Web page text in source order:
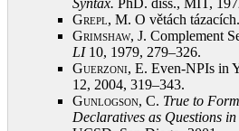
Syntax. PhD. diss., MIT,
Grepl, M. O větách tázacích.
Grimshaw, J. Complement
LI10, 1979, 279–326.
Guerzoni, E. Even-NPIs in
12, 2004, 319–343.
Gunlogson, C. True to
Declaratives as Questions